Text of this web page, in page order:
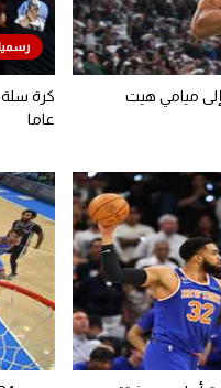
عاما